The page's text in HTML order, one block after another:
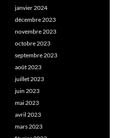
janvier 2024
décembre 2023
novembre 2023
octobre 2023
septembre 2023
août 2023
juillet 2023
juin 2023
mai 2023
avril 2023
mars 2023